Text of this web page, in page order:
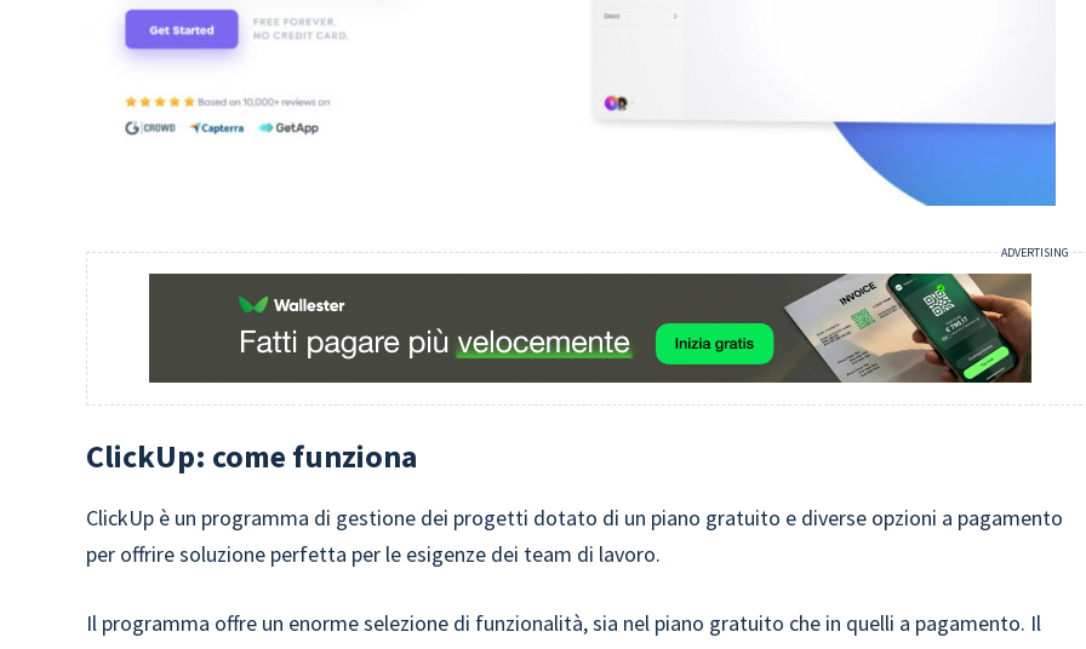
ClickUp: come funziona
ClickUp è un programma di gestione dei progetti dotato di un piano gratuito e diverse opzioni a pagamento
per offrire soluzione perfetta per le esigenze dei team di lavoro.
Il programma offre un enorme selezione di funzionalità, sia nel piano gratuito che in quelli a pagamento. Il